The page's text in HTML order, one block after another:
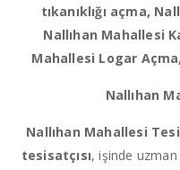
tıkanıklığı açma,
Nallıhan Mahallesi
Mahallesi Logar
Nallıhan
Nallıhan Mahallesi
tesisatçısı, işinde